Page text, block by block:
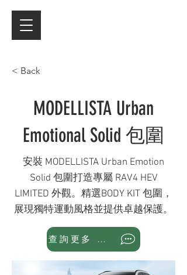
< Back
MODELLISTA Urban
Emotional Solid 包圍
安裝 MODELLISTA Urban Emotion
Solid 包圍打造專屬 RAV4 HEV
LIMITED 外觀。精選BODY KIT 包圍，
展現獨特運動風格並提供卓越保護。
查詢更多 WhatsApp